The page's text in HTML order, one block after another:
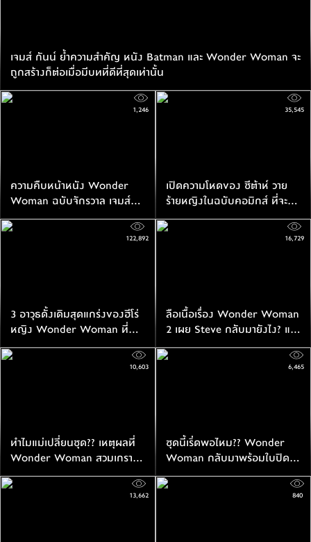
เจมส์ กันน์ ยํ้าความสำคัญ หนัง Batman และ Wonder Woman จะ
ถูกสร้างก็ต่อเมื่อมีบทที่ดีที่สุดเท่านั้น
ความคืบหน้าหนัง Wonder
Woman ฉบับจักรวาล เจมส์
กันน์ ตอนนี้กำลังอยู่ในช่วง
เขียนบท
1,246
เปิดความโหดของ ชีต้าห์ วาย
ร้ายหญิงในฉบับคอมิกส์ ที่จะมา
ต่อกร Wonder Woman 2
35,545
3 อาวุธดั้งเดิมสุดแกร่งของฮีโร่
หญิง Wonder Woman ที่
พร้อมกลับมาปะทะใน 1984
122,892
ลือเนื้อเรื่อง Wonder Woman
2 เผย Steve กลับมายังไง? และ
วายร้าย Cheetah เกิดจากอะไร?
(สปอยล์)
16,729
ทำไมแม่เปลี่ยนชุด?? เหตุผลที่
Wonder Woman สวมเกราะ
ทอง มโนอิงคอมิกส์
10,603
ชุดนี้เริ่ดพอไหม?? Wonder
Woman กลับมาพร้อมใบปิด
แรก แซ่บสุดในดีซี!!
6,465
13,662 840